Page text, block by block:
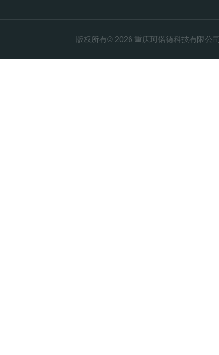
版权所有© 2026 重庆珂偌德科技有限